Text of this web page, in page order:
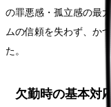
の罪悪感・孤立感の最
ムの信頼を失わず、か
た。
欠勤時の基本対応